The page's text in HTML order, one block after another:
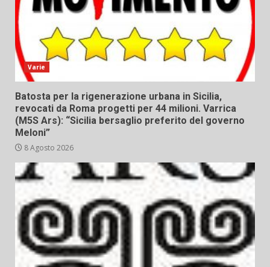
Varie
Batosta per la rigenerazione urbana in Sicilia,
revocati da Roma progetti per 44 milioni. Varrica
(M5S Ars): “Sicilia bersaglio preferito del governo
Meloni”
8 Agosto 2026